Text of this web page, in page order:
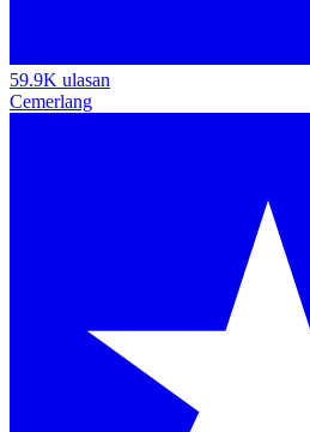
59.9K ulasan
Cemerlang